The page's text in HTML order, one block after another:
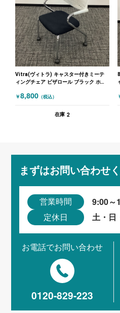
Vitra(ヴィトラ) キャスター付きミーテ
ィングチェア ビザロール ブラック ホワ
￥8,800 （税込）
在庫 2
まずはお問い合わせ
営業時間 9:00～
定休日 土・日
お電話でお問い合わせ
0120-829-223